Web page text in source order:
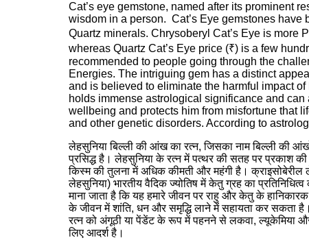
Cat’s eye gemstone, named after its prominent
wisdom in a person. Cat’s Eye gemstones have
Quartz minerals. Chrysoberyl Cat’s Eye is more
whereas Quartz Cat’s Eye price (₹) is a few
recommended to people going through the
Energies. The intriguing gem has a distinct
and is believed to eliminate the harmful impact
holds immense astrological significance and
wellbeing and protects him from misfortune that
and other genetic disorders. According to
लेहसुनिया बिल्ली की आंख का रत्न, जिसका नाम बिल्ली की
प्रसिद्ध है। लेहसुनिया के रत्न में पत्थर की सतह पर प्रकाश
किस्म की तुलना में अधिक कीमती और महंगी है।
लेहसुनिया) भारतीय वैदिक ज्योतिष में केतु ग्रह का
माना जाता है कि यह हमारे जीवन पर राहु और केतु के
के जीवन में शांति, धन और समृद्धि लाने में सहायता कर सकता
रत्न को अंगूठी या पेंडेंट के रूप में पहनने से लकवा, ल्यूकेमिया
लिए आदर्श है।